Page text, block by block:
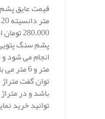
متر و 6
توان گفت
باشد و در
توانید خرید